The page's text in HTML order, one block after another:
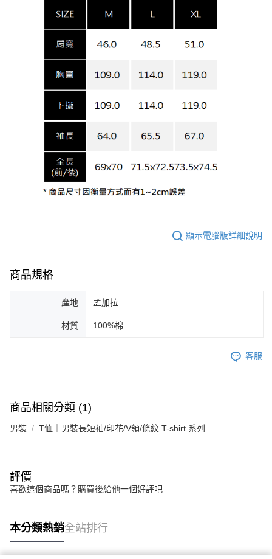
顯示電腦版詳細說明
商品規格
產地 孟加拉
材質 100%棉
客服
商品相關分類 (1)
男裝 T恤｜男裝長短袖/印花/V領/條紋 T-shirt 系列
評價
喜歡這個商品嗎？購買後給他一個好評吧
本分類熱銷全站排行